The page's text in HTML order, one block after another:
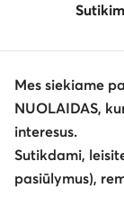
Mes siekiame
NUOLAIDAS,
interesus.
Sutikdami,
pasiūlymus),